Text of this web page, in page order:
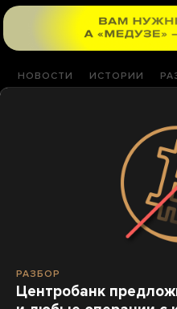
НОВОСТИ ИСТОРИИ
РАЗБОР
Центробанк